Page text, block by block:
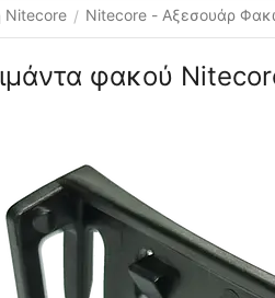
Nitecore / Nitecore - Αξεσουάρ
φακού